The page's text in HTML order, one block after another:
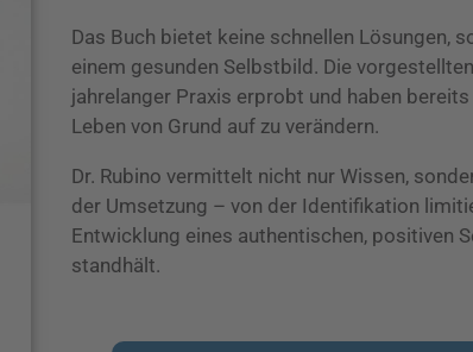
Das Buch bietet keine schnellen Lösungen,
einem gesunden Selbstbild. Die
jahrelanger Praxis erprobt und haben
Leben von Grund auf zu verändern.
Dr. Rubino vermittelt nicht nur Wissen,
der Umsetzung – von der Identifikation
Entwicklung eines authentischen, positiven
standhält.